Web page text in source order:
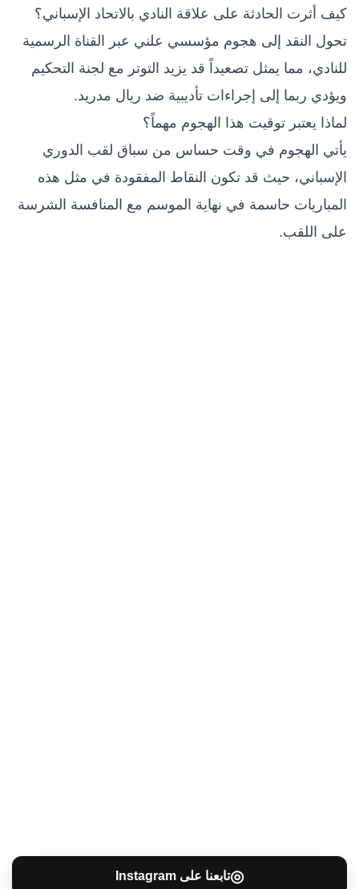
كيف أثرت الحادثة على علاقة النادي بالاتحاد الإسباني؟
تحول النقد إلى هجوم مؤسسي علني عبر القناة الرسمية
للنادي، مما يمثل تصعيداً قد يزيد التوتر مع لجنة التحكيم
ويؤدي ربما إلى إجراءات تأديبية ضد ريال مدريد.
لماذا يعتبر توقيت هذا الهجوم مهماً؟
يأتي الهجوم في وقت حساس من سباق لقب الدوري
الإسباني، حيث قد تكون النقاط المفقودة في مثل هذه
المباريات حاسمة في نهاية الموسم مع المنافسة الشرسة
على اللقب.
◎تابعنا على Instagram